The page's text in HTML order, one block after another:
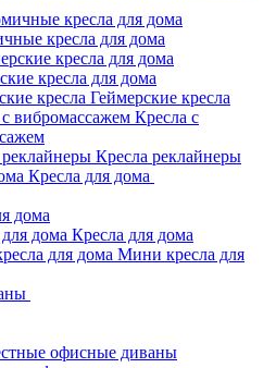
кресла для дома
кресла для дома
Геймерские кресла
Кресла с
Кресла реклайнеры
Кресла для дома
дома
Кресла для дома
Мини кресла для